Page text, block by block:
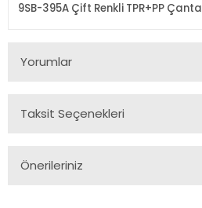
9SB-395A Çift Renkli TPR+PP Çanta
Yorumlar
Taksit Seçenekleri
Önerileriniz